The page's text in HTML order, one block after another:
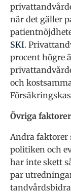
när det gäller
SKI.
procent högre
och
Övriga faktorer
Andra faktorer
politiken och
har inte skett
par